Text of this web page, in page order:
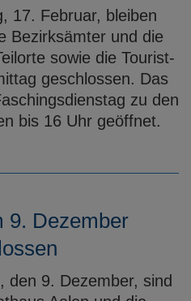
17. Februar, bleiben
Bezirksämter und die
sowie die Tourist-
geschlossen. Das
zu den
bis 16 Uhr geöffnet.
9. Dezember
den 9. Dezember, sind